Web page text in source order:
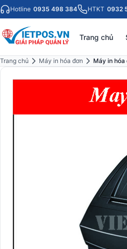
Hotline 0935 498 384 HTKT 0932
Trang chủ
Trang chủ Máy in hóa đơn
Máy in hóa